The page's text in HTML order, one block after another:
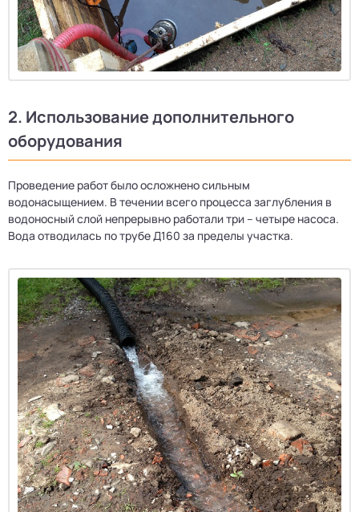
2. Использование дополнительного
оборудования
Проведение работ было осложнено сильным
водонасыщением. В течении всего процесса заглубления в
водоносный слой непрерывно работали три – четыре насоса.
Вода отводилась по трубе Д160 за пределы участка.